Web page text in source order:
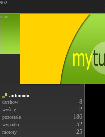
902
start
automoto
carshow
8
wyścigi 2
pozostałe 186
wypadki 52
motory 25